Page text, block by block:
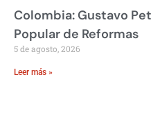
Colombia: Gustavo
Popular de Reformas
5 de agosto, 2026
Leer más »